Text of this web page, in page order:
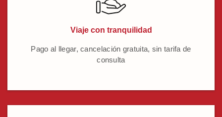
Viaje con tranquilidad
Pago al llegar, cancelación gratuita, sin tarifa de
consulta